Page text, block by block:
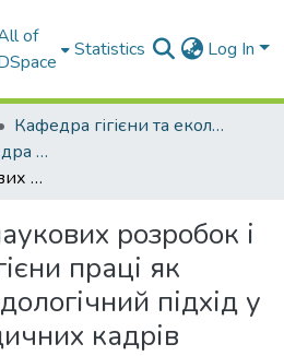
of
Statistics Log In
Кафедра гігієни та екології № 2
Наукові праці. Кафедра гігієни та екології № 2
Координація наукових розробок і викладання гігієни праці як сучасний методологічний підхід у підготовці медичних кадрів
розробок і
праці як
підхід у
кадрів